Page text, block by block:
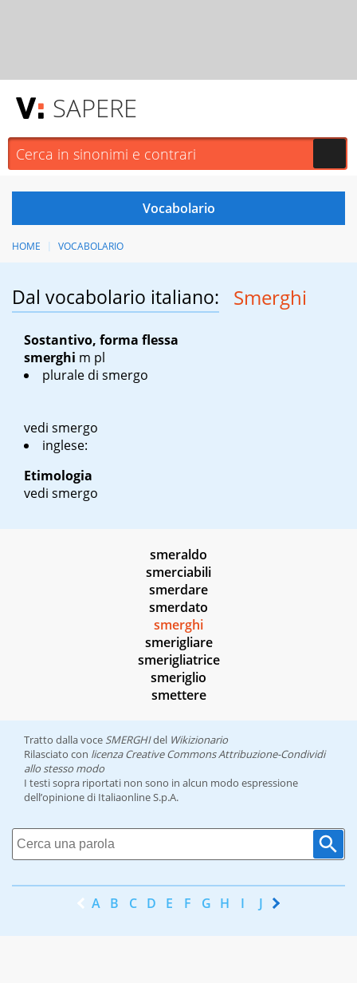
SAPERE
HOME VOCABOLARIO
Dal vocabolario italiano: Smerghi
Sostantivo, forma flessa
smerghi m pl
plurale di smergo
vedi smergo
inglese:
Etimologia
vedi smergo
smeraldo
smerciabili
smerdare
smerdato
smerghi
smerigliare
smerigliatrice
smeriglio
smettere
Tratto dalla voce SMERGHIdel Wikizionario
Rilasciato con licenza Creative Commons Attribuzione-Condividi
allo stesso modo
I testi sopra riportati non sono in alcun modo espressione
dell’opinione di Italiaonline S.p.A.
A B C D E F G H I J K